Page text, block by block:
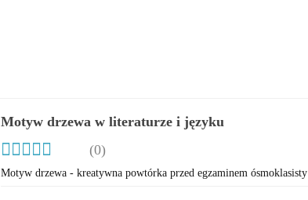
Motyw drzewa w literaturze i języku
(0)
Motyw drzewa - kreatywna powtórka przed egzaminem ósmoklasisty